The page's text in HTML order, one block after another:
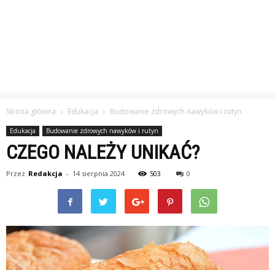
Strona główna Edukacja Budowanie zdrowych nawyków i rutyn
Edukacja Budowanie zdrowych nawyków i rutyn
CZEGO NALEŻY UNIKAĆ?
Przez Redakcja - 14 sierpnia 2024 503 0